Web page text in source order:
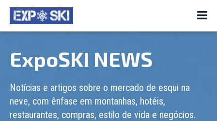
ExpoSKI NEWS
Notícias e artigos sobre o mercado de esqui na
neve, com ênfase em montanhas, hotéis,
restaurantes, compras, estilo de vida e negócios.